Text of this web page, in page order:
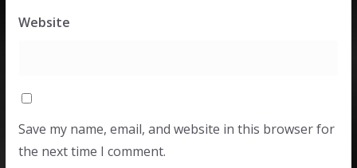
Website
Save my name, email, and website in this browser for
the next time I comment.